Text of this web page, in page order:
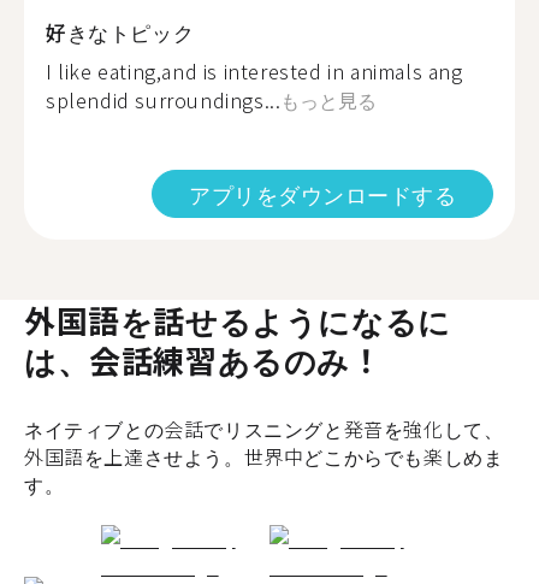
好きなトピック
I like eating,and is interested in animals ang
splendid surroundings...もっと見る
アプリをダウンロードする
外国語を話せるようになるに
は、会話練習あるのみ！
ネイティブとの会話でリスニングと発音を強化して、
外国語を上達させよう。世界中どこからでも楽しめま
す。